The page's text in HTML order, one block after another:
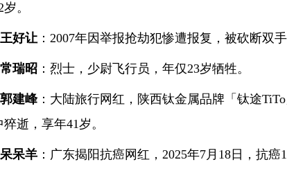
。
王好让 ：2007年因举报抢劫犯惨遭报复，被砍断双手
常瑞昭 ：烈士，少尉飞行员，年仅23岁牺牲。
郭建峰 ：大陆旅行网红，陕西钛金属品牌「钛途
逝，享年41岁。
呆呆羊 ：广东揭阳抗癌网红，2025年7月18日，抗癌